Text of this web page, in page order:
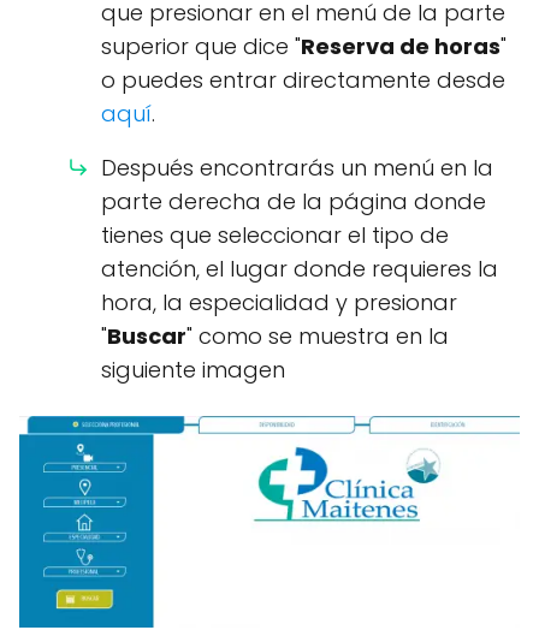
que presionar en el menú de la parte
superior que dice "Reserva de horas"
o puedes entrar directamente desde
aquí.
Después encontrarás un menú en la
parte derecha de la página donde
tienes que seleccionar el tipo de
atención, el lugar donde requieres la
hora, la especialidad y presionar
"Buscar" como se muestra en la
siguiente imagen